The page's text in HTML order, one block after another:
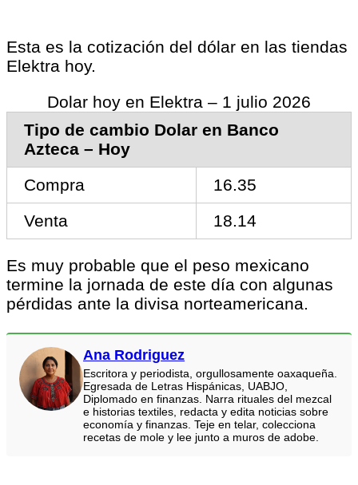
Esta es la cotización del dólar en las tiendas
Elektra hoy.
Dolar hoy en Elektra – 1 julio 2026
Tipo de cambio Dolar en Banco
Azteca – Hoy
Compra
16.35
Venta
18.14
Es muy probable que el peso mexicano
termine la jornada de este día con algunas
pérdidas ante la divisa norteamericana.
Ana Rodriguez
Escritora y periodista, orgullosamente oaxaqueña.
Egresada de Letras Hispánicas, UABJO,
Diplomado en finanzas. Narra rituales del mezcal
e historias textiles, redacta y edita noticias sobre
economía y finanzas. Teje en telar, colecciona
recetas de mole y lee junto a muros de adobe.